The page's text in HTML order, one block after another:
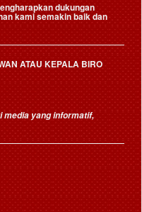
dukungan
kami semakin baik dan
ATAU KEPALA BIRO
media yang informatif,